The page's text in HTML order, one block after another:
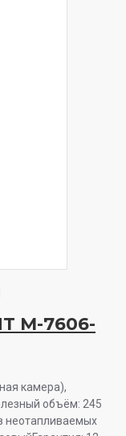
М-7606-
камера),
объём: 245
неотапливаемых